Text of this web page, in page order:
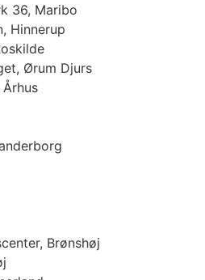
36, Maribo
Hinnerup
Ørum Djurs
Brønshøj